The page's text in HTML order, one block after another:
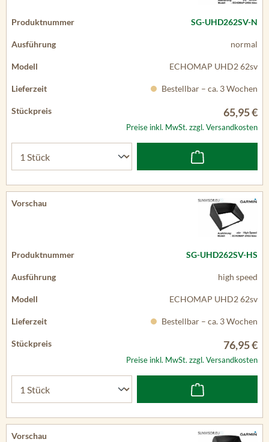
SG-UHD262SV-N
normal
ECHOMAP UHD2 62sv
Bestellbar – ca. 3 Wochen
65,95 €
Preise inkl. MwSt. zzgl. Versandkosten
SG-UHD262SV-HS
high speed
ECHOMAP UHD2 62sv
Bestellbar – ca. 3 Wochen
76,95 €
Preise inkl. MwSt. zzgl. Versandkosten